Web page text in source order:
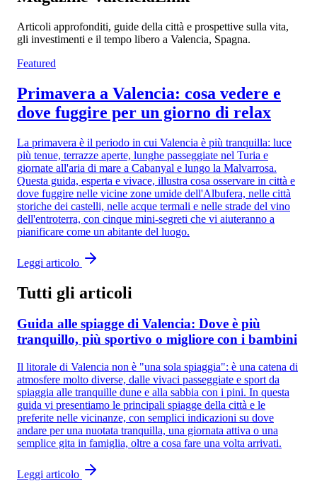
Articoli approfonditi, guide della città e prospettive sulla vita,
gli investimenti e il tempo libero a Valencia, Spagna.
Featured
Primavera a Valencia: cosa vedere e
dove fuggire per un giorno di relax
La primavera è il periodo in cui Valencia è più tranquilla: luce
più tenue, terrazze aperte, lunghe passeggiate nel Turia e
giornate all'aria di mare a Cabanyal e lungo la Malvarrosa.
Questa guida, esperta e vivace, illustra cosa osservare in città e
dove fuggire nelle vicine zone umide dell'Albufera, nelle città
storiche dei castelli, nelle acque termali e nelle strade del vino
dell'entroterra, con cinque mini-segreti che vi aiuteranno a
pianificare come un abitante del luogo.
Leggi articolo
Tutti gli articoli
Guida alle spiagge di Valencia: Dove è più
tranquillo, più sportivo o migliore con i bambini
Il litorale di Valencia non è "una sola spiaggia": è una catena di
atmosfere molto diverse, dalle vivaci passeggiate e sport da
spiaggia alle tranquille dune e alla sabbia con i pini. In questa
guida vi presentiamo le principali spiagge della città e le
preferite nelle vicinanze, con semplici indicazioni su dove
andare per una nuotata tranquilla, una giornata attiva o una
semplice gita in famiglia, oltre a cosa fare una volta arrivati.
Leggi articolo